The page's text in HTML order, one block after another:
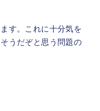
す。これに十分気を
うだぞと思う問題の